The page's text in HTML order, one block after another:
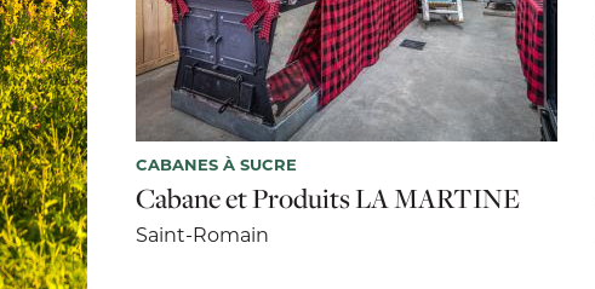
CABANES À SUCRE
Cabane et Produits LA MARTINE
Saint-Romain